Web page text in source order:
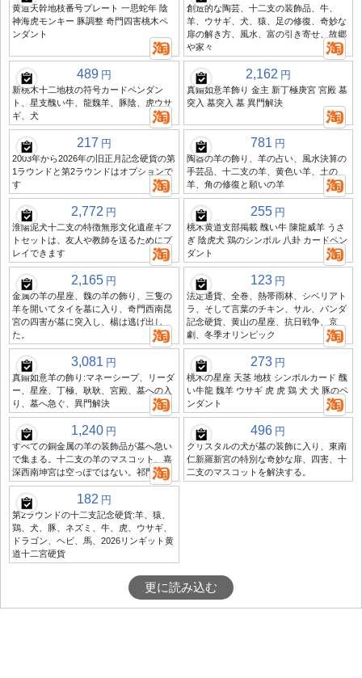
黄道天幹地枝番号プレート 一思蛇年 陰
神海虎モンキー 豚調整 奇門四害桃木ペ
ンダント
創造的な陶芸、十二支の装飾品、牛、
羊、ウサギ、犬、猿、足の修復、奇妙な
扉の解き方、風水、富の引き寄せ、故郷
や家々
489 円
新桃木十二地枝の符号カードペンダン
ト、星支醜い牛、龍魏羊、豚陰、虎ウサ
ギ、犬
2,162 円
真鍮如意羊飾り 金主 新丁極庚宮 宮殿 墓
突入 墓突入 墓 異門解決
217 円
2003年から2026年の旧正月記念硬貨の第
1ラウンドと第2ラウンドはオプションで
す
781 円
陶器の羊の飾り、羊の占い、風水決算の
手芸品、十二支の羊、黄色い羊、土の
羊、角の修復と願いの羊
2,772 円
淮陽泥犬十二支の特徴無形文化遺産ギフ
トセットは、友人や教師を送るためにプ
レイできます
255 円
桃木黄道支部掲載 醜い牛 陳龍威羊 うさ
ぎ 陰虎犬 鶏のシンボル 八卦 カードペン
ダント
2,165 円
金属の羊の星座、魏の羊の飾り、三隻の
羊を開いてタイを墓に入り、奇門西南昆
宮の四害が墓に突入し、楊は逃げ出し
た。
123 円
法定通貨、全巻、熱帯雨林、シベリアト
ラ、そして言葉のチキン、サル、パンダ
記念硬貨、黄山の星座、抗日戦争、京
劇、冬季オリンピック
3,081 円
真鍮如意羊の飾り:マネーシープ、リーダ
ー、星座、丁極、耿耿、宮殿、墓への入
り、墓へ急ぐ、異門解決
273 円
桃木の星座 天茎 地枝 シンボルカード 醜
い牛龍 魏羊 ウサギ 虎 虎 鶏 犬 犬 豚のペ
ンダント
1,240 円
すべての銅金属の羊の装飾品が墓へ急い
で集まる。十二支の羊のマスコット、嘉
深西南坤宮は空っぽではない。祁門四害
496 円
クリスタルの犬が墓の装飾に入り、東南
仁新羅新宮の特別な奇妙な扉、四害、十
二支のマスコットを解決する。
182 円
第2ラウンドの十二支記念硬貨:羊、猿、
鶏、犬、豚、ネズミ、牛、虎、ウサギ、
ドラゴン、ヘビ、馬、2026リンギット黄
道十二宮硬貨
更に読み込む